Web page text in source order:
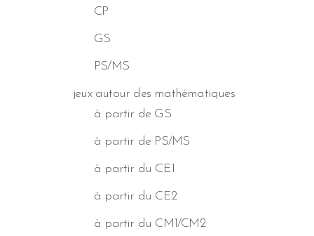
CP
GS
PS/MS
jeux autour des mathématiques
à partir de GS
à partir de PS/MS
à partir du CE1
à partir du CE2
à partir du CM1/CM2